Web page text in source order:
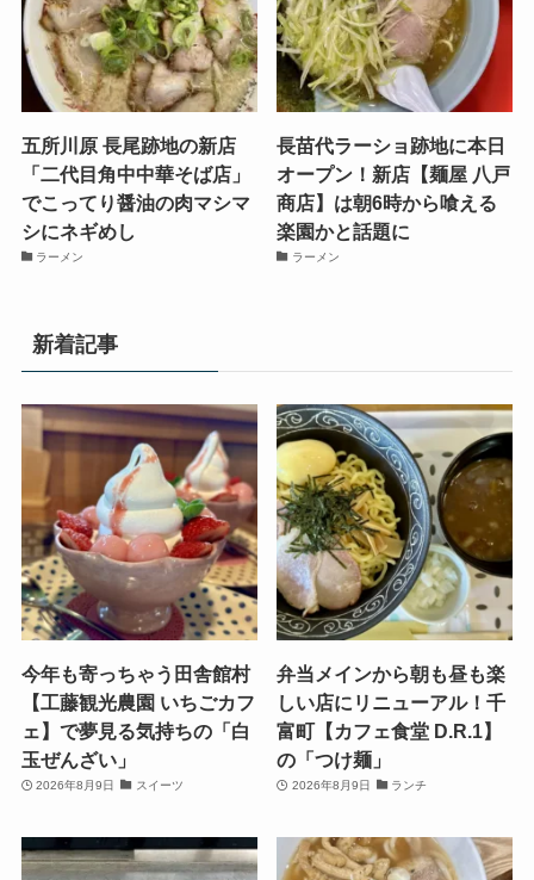
五所川原 長尾跡地の新店
「二代目角中中華そば店」
でこってり醤油の肉マシマ
シにネギめし
ラーメン
長苗代ラーショ跡地に本日
オープン！新店【麺屋 八戸
商店】は朝6時から喰える
楽園かと話題に
ラーメン
新着記事
今年も寄っちゃう田舎館村
【工藤観光農園 いちごカフ
ェ】で夢見る気持ちの「白
玉ぜんざい」
2026年8月9日 スイーツ
弁当メインから朝も昼も楽
しい店にリニューアル！千
富町【カフェ食堂 D.R.1】
の「つけ麺」
2026年8月9日 ランチ